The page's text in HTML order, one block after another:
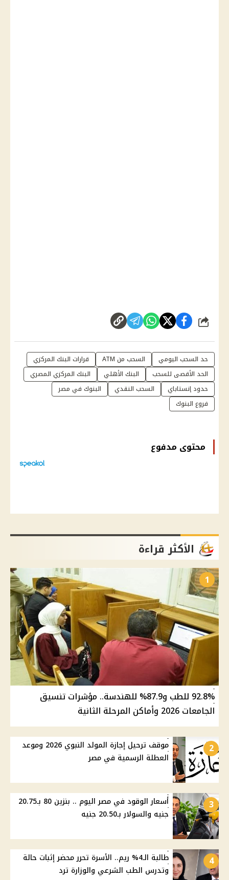
شارك
حد السحب اليومي السحب من ATM
قرارات البنك المركزي
الحد الأقصى للسحب
البنك الأهلي
البنك المركزي المصري
حدود إنستاباي
السحب النقدي
البنوك في مصر
فروع البنوك
محتوى مدفوع
الأكثر قراءة
1
92.8% للطب و87.9% للهندسة.. مؤشرات تنسيق
الجامعات 2026 وأماكن المرحلة الثانية
2
موقف ترحيل إجازة المولد النبوي 2026 وموعد
العطلة الرسمية في مصر
3
أسعار الوقود في مصر اليوم .. بنزين 80 بـ20.75
جنيه والسولار بـ20.50 جنيه
4
طالبة الـ4% ريم.. الأسرة تحرر محضر إثبات حالة
وتدرس الطب الشرعي والوزارة ترد